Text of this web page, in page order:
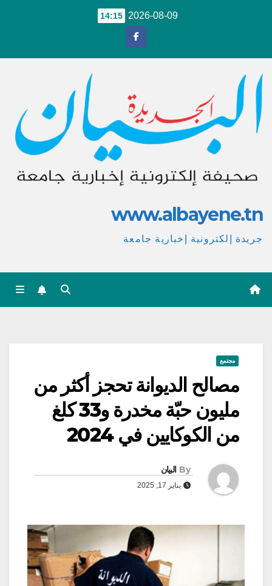
2026-08-09
14:15
www.albayene.tn
جريدة إلكترونية إخبارية جامعة
مجتمع
مصالح الديوانة تحجز أكثر من
مليون حبّة مخدرة و33 كلغ
من الكوكايين في 2024
By البيان
يناير 17, 2025